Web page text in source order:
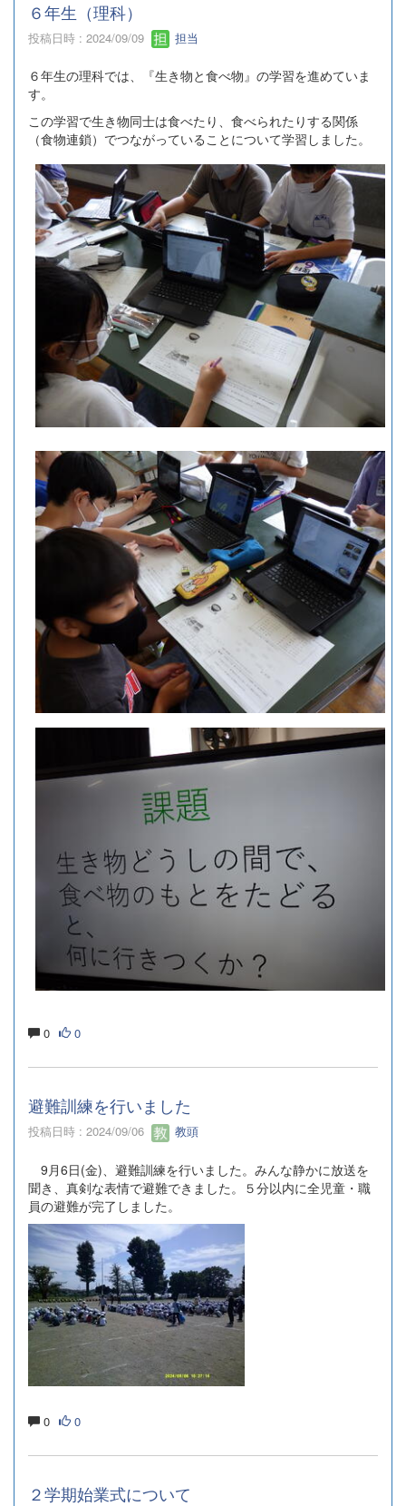
６年生（理科）
投稿日時 : 2024/09/09 担当
６年生の理科では、『生き物と食べ物』の学習を進めていま
す。
この学習で生き物同士は食べたり、食べられたりする関係
（食物連鎖）でつながっていることについて学習しました。
0 0
避難訓練を行いました
投稿日時 : 2024/09/06 教頭
9月6日(金)、避難訓練を行いました。みんな静かに放送を
聞き、真剣な表情で避難できました。５分以内に全児童・職
員の避難が完了しました。
0 0
２学期始業式について